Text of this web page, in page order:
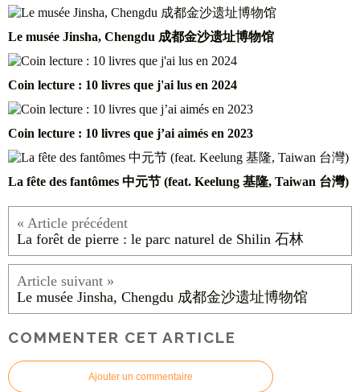
Le musée Jinsha, Chengdu 成都金沙遗址博物馆
Coin lecture : 10 livres que j'ai lus en 2024
Coin lecture : 10 livres que j’ai aimés en 2023
La fête des fantômes 中元节 (feat. Keelung 基隆, Taiwan 台灣)
La forêt de pierre : le parc naturel de Shilin 石林
Le musée Jinsha, Chengdu 成都金沙遗址博物馆
COMMENTER CET ARTICLE
Ajouter un commentaire